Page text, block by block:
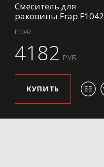
Смеситель для
раковины Frap F1042
F1042
4182 РУБ.
КУПИТЬ